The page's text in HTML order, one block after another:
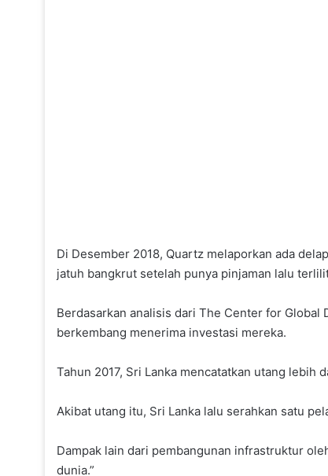
Di Desember 2018, Quartz melaporkan ada
jatuh bangkrut setelah punya pinjaman lalu
Berdasarkan analisis dari The Center for
berkembang menerima investasi mereka.
Tahun 2017, Sri Lanka mencatatkan utang lebih
Akibat utang itu, Sri Lanka lalu serahkan satu
Dampak lain dari pembangunan infrastruktur
dunia.”